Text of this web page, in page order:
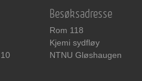
Besøksadresse
Rom 118
Kjemi sydfløy
NTNU Gløshaugen